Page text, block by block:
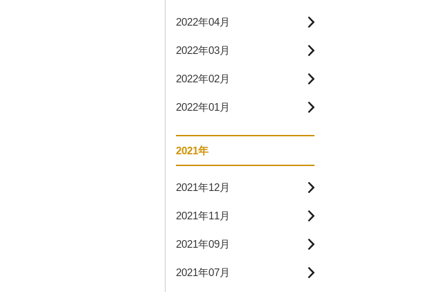
2022年04月
2022年03月
2022年02月
2022年01月
2021年
2021年12月
2021年11月
2021年09月
2021年07月